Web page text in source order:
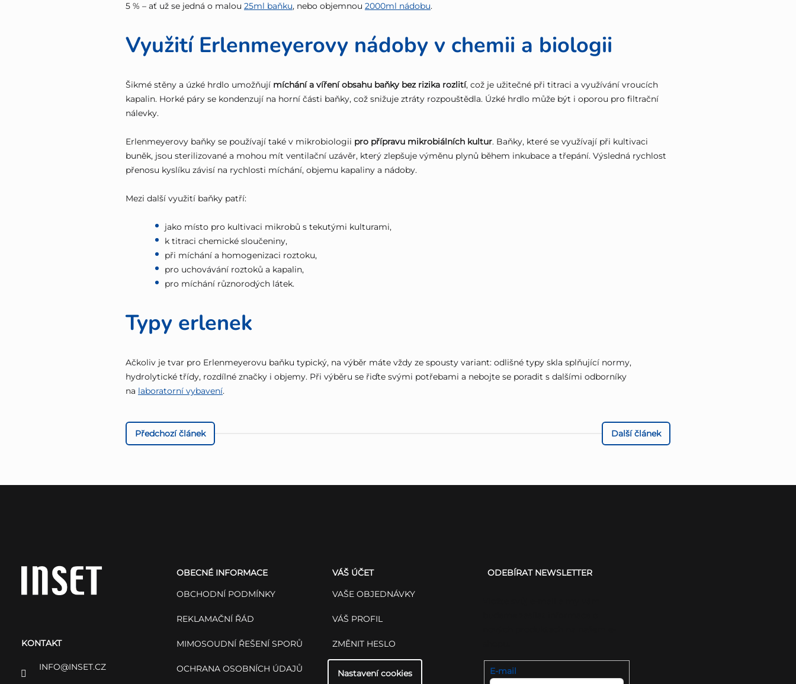
5 % – ať už se jedná o malou 25ml baňku, nebo objemnou 2000ml nádobu.
Využití Erlenmeyerovy nádoby v chemii a biologii
Šikmé stěny a úzké hrdlo umožňují míchání a víření obsahu baňky bez rizika rozlití, což je užitečné při titraci a využívání vroucích
kapalin. Horké páry se kondenzují na horní části baňky, což snižuje ztráty rozpouštědla. Úzké hrdlo může být i oporou pro filtrační
nálevky.
Erlenmeyerovy baňky se používají také v mikrobiologii pro přípravu mikrobiálních kultur. Baňky, které se využívají při kultivaci
buněk, jsou sterilizované a mohou mít ventilační uzávěr, který zlepšuje výměnu plynů během inkubace a třepání. Výsledná rychlost
přenosu kyslíku závisí na rychlosti míchání, objemu kapaliny a nádoby.
Mezi další využití baňky patří:
jako místo pro kultivaci mikrobů s tekutými kulturami,
k titraci chemické sloučeniny,
při míchání a homogenizaci roztoku,
pro uchovávání roztoků a kapalin,
pro míchání různorodých látek.
Typy erlenek
Ačkoliv je tvar pro Erlenmeyerovu baňku typický, na výběr máte vždy ze spousty variant: odlišné typy skla splňující normy,
hydrolytické třídy, rozdílné značky i objemy. Při výběru se řiďte svými potřebami a nebojte se poradit s dalšími odborníky
na laboratorní vybavení.
Předchozí článek Další článek
KONTAKT
INFO@INSET.CZ
OBECNÉ INFORMACE
OBCHODNÍ PODMÍNKY
REKLAMAČNÍ ŘÁD
MIMOSOUDNÍ ŘEŠENÍ SPORŮ
OCHRANA OSOBNÍCH ÚDAJŮ
VÁŠ ÚČET
VAŠE OBJEDNÁVKY
VÁŠ PROFIL
ZMĚNIT HESLO
Nastavení cookies
ODEBÍRAT NEWSLETTER
E-mail